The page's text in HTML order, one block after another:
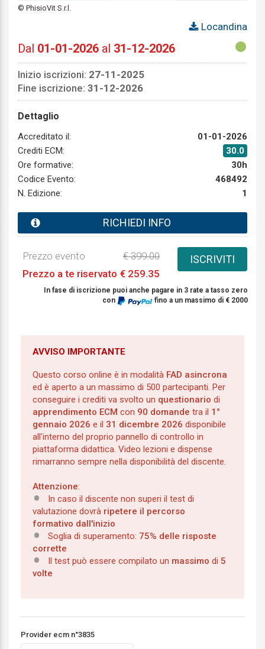
© PhisioVit S.r.l.
Locandina
Dal 01-01-2026 al 31-12-2026
Inizio iscrizioni: 27-11-2025
Fine iscrizione: 31-12-2026
Dettaglio
Accreditato il:
01-01-2026
Crediti ECM:
30.0
Ore formative:
30h
Codice Evento:
468492
N. Edizione:
1
RICHIEDI INFO
ISCRIVITI
Prezzo evento
€ 399.00
Prezzo a te riservato € 259.35
In fase di iscrizione puoi anche pagare in 3 rate a tasso zero
con
fino a un massimo di € 2000
AVVISO IMPORTANTE
Questo corso online è in modalità FAD asincrona
ed è aperto a un massimo di 500 partecipanti. Per
conseguire i crediti va svolto un questionario di
apprendimento ECM con 90 domande tra il 1°
gennaio 2026 e il 31 dicembre 2026 disponibile
all'interno del proprio pannello di controllo in
piattaforma didattica. Video lezioni e dispense
rimarranno sempre nella disponibilità del discente.
Attenzione:
In caso il discente non superi il test di
valutazione dovrà ripetere il percorso
formativo dall'inizio
Soglia di superamento: 75% delle risposte
corrette
Il test può essere compilato un massimo di 5
volte
Provider ecm n°3835